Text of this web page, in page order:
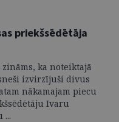
priekšsēdētāja
ka noteiktajā
izvirzījuši divus
nākamajam piecu
Ivaru
...